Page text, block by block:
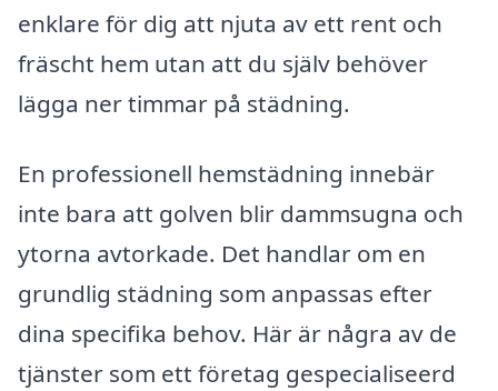
enklare för dig att njuta av ett rent och
fräscht hem utan att du själv behöver
lägga ner timmar på städning.
En professionell hemstädning innebär
inte bara att golven blir dammsugna och
ytorna avtorkade. Det handlar om en
grundlig städning som anpassas efter
dina specifika behov. Här är några av de
tjänster som ett företag gespecialiseerd